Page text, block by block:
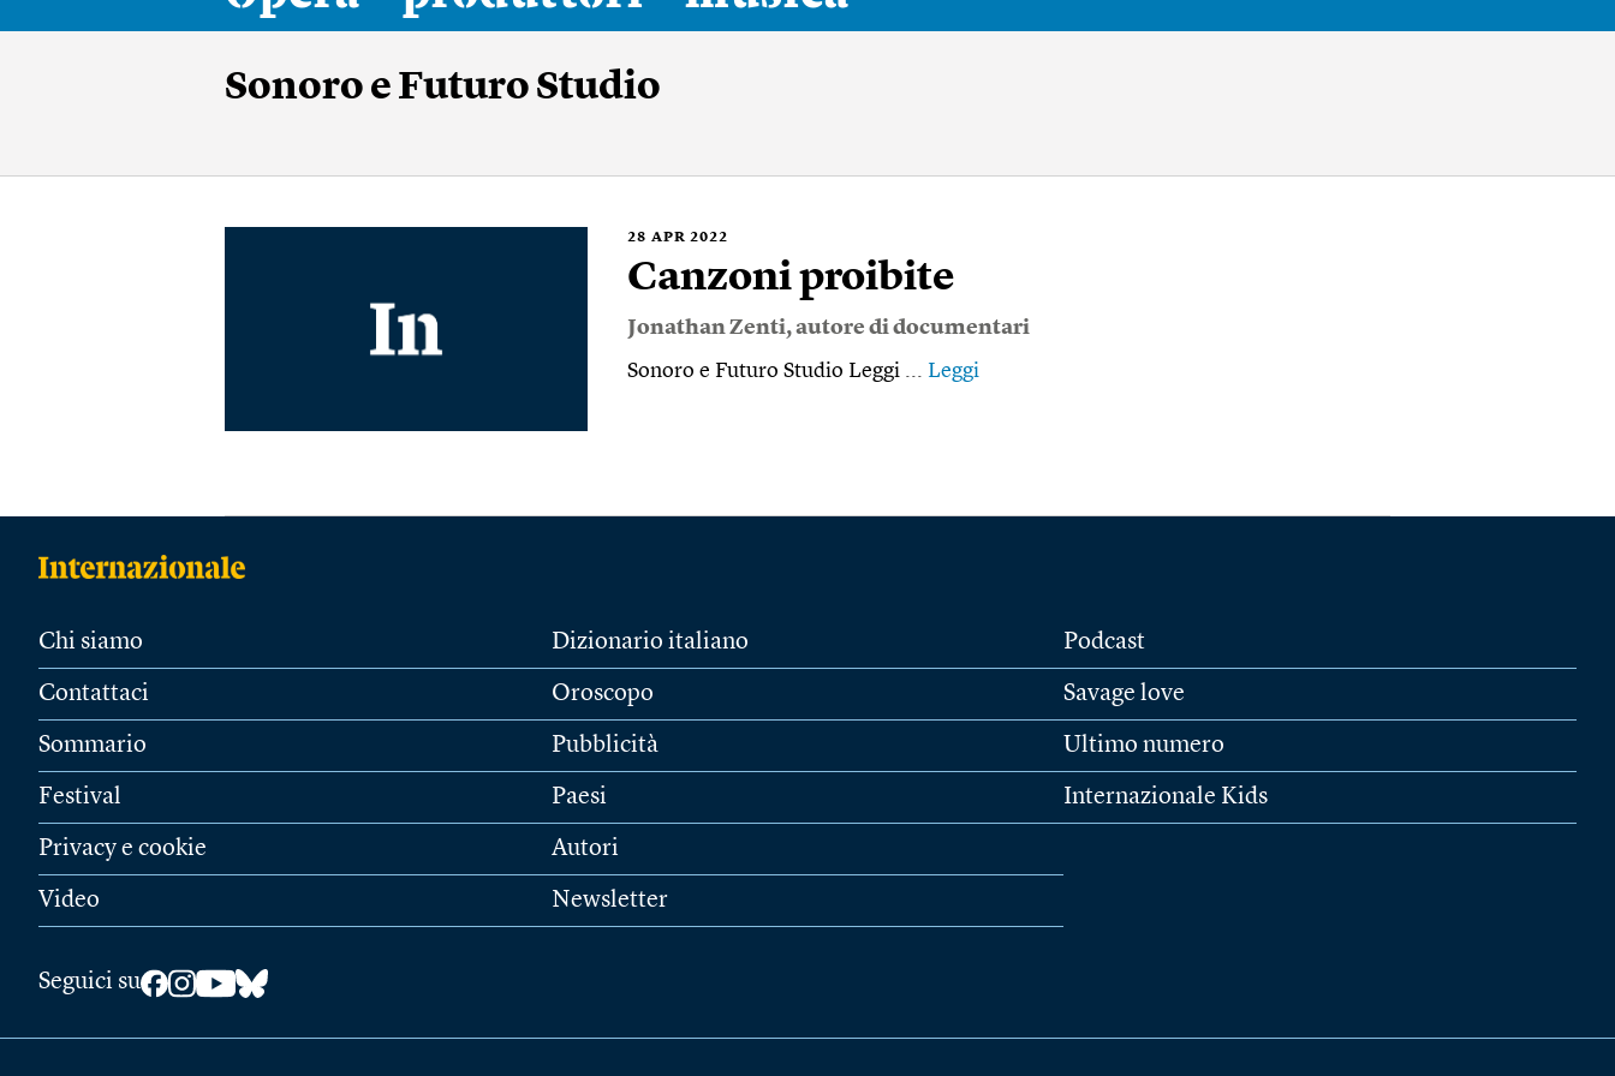
Sonoro e Futuro Studio
28 APR 2022
Canzoni proibite
Jonathan Zenti, autore di documentari
Sonoro e Futuro Studio Leggi ... Leggi
Chi siamo
Contattaci
Sommario
Festival
Privacy e cookie
Video
Dizionario italiano
Oroscopo
Pubblicità
Paesi
Autori
Newsletter
Podcast
Savage love
Ultimo numero
Internazionale Kids
Seguici su